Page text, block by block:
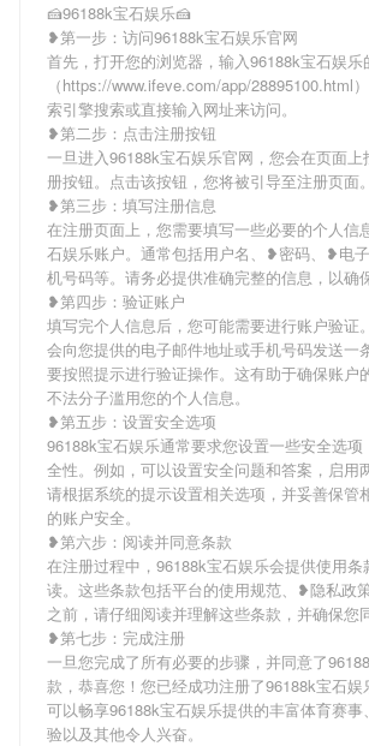
🍰96188k宝石娱乐🍰
❥第一步：访问96188k宝石娱乐官网
首先，打开您的浏览器，输入96188k宝石娱乐
（https://www.ifeve.com/app/28895100.html
索引擎搜索或直接输入网址来访问。
❥第二步：点击注册按钮
一旦进入96188k宝石娱乐官网，您会在页面
册按钮。点击该按钮，您将被引导至注册页面。
❥第三步：填写注册信息
在注册页面上，您需要填写一些必要的个人信
石娱乐账户。通常包括用户名、❥密码、❥电
机号码等。请务必提供准确完整的信息，以确
❥第四步：验证账户
填写完个人信息后，您可能需要进行账户验证
会向您提供的电子邮件地址或手机号码发送一
要按照提示进行验证操作。这有助于确保账户
不法分子滥用您的个人信息。
❥第五步：设置安全选项
96188k宝石娱乐通常要求您设置一些安全选项
全性。例如，可以设置安全问题和答案，启用
请根据系统的提示设置相关选项，并妥善保管
的账户安全。
❥第六步：阅读并同意条款
在注册过程中，96188k宝石娱乐会提供使用条
读。这些条款包括平台的使用规范、❥隐私政
之前，请仔细阅读并理解这些条款，并确保您
❥第七步：完成注册
一旦您完成了所有必要的步骤，并同意了
款，恭喜您！您已经成功注册了96188k宝石娱
可以畅享96188k宝石娱乐提供的丰富体育赛
验以及其他令人兴奋。